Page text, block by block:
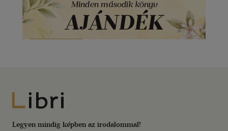
Libri
Legyen mindig képben az irodalommal!